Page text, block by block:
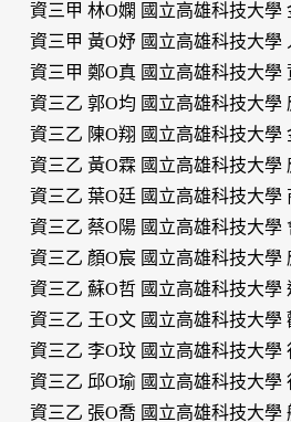
資三甲 林O嫻 國立高雄科技大學
資三甲 黃O妤 國立高雄科技大學
資三甲 鄭O真 國立高雄科技大學
資三乙 郭O均 國立高雄科技大學
資三乙 陳O翔 國立高雄科技大學
資三乙 黃O霖 國立高雄科技大學
資三乙 葉O廷 國立高雄科技大學
資三乙 蔡O陽 國立高雄科技大學
資三乙 顏O宸 國立高雄科技大學
資三乙 蘇O哲 國立高雄科技大學
資三乙 王O文 國立高雄科技大學
資三乙 李O玟 國立高雄科技大學
資三乙 邱O瑜 國立高雄科技大學
資三乙 張O喬 國立高雄科技大學